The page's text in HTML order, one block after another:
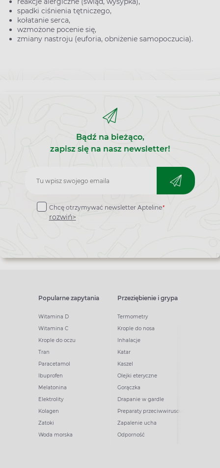
spadki ciśnienia tętniczego,
kołatanie serca,
wzmożone pocenie się,
zmiany nastroju (euforia, obniżenie samopoczucia).
Bądź na bieżąco,
zapisz się na nasz newsletter!
Zapisz
do
newslettera
Chcę otrzymywać newsletter Apteline*
rozwiń>
Popularne zapytania
Witamina D
Witamina C
Krople do oczu
Tran
Paracetamol
Ibuprofen
Melatonina
Elektrolity
Kolagen
Zatoki
Woda morska
Przeziębienie i grypa
Termometry
Krople do nosa
Inhalacje
Katar
Kaszel
Olejki eteryczne
Gorączka
Drapanie w gardle
Preparaty przeciwwirusowe
Zapalenie ucha
Odporność